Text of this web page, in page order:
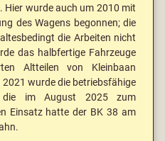
Hier wurde auch um 2010 mit
des Wagens begonnen; die
die Arbeiten nicht
das halbfertige Fahrzeuge
Altteilen von Kleinbaan
wurde die betriebsfähige
die im August 2025 zum
Einsatz hatte der BK 38 am